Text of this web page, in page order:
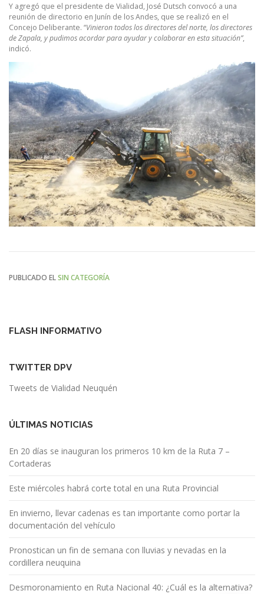
Y agregó que el presidente de Vialidad, José Dutsch convocó a una
reunión de directorio en Junín de los Andes, que se realizó en el
Concejo Deliberante. “Vinieron todos los directores del norte, los directores
de Zapala, y pudimos acordar para ayudar y colaborar en esta situación”,
indicó.
PUBLICADO ELSIN CATEGORÍA
FLASH INFORMATIVO
TWITTER DPV
Tweets de Vialidad Neuquén
ÚLTIMAS NOTICIAS
En 20 días se inauguran los primeros 10 km de la Ruta 7 –
Cortaderas
Este miércoles habrá corte total en una Ruta Provincial
En invierno, llevar cadenas es tan importante como portar la
documentación del vehículo
Pronostican un fin de semana con lluvias y nevadas en la
cordillera neuquina
Desmoronamiento en Ruta Nacional 40: ¿Cuál es la alternativa?